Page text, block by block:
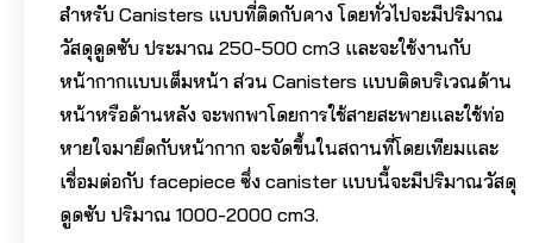
สำหรับ Canisters แบบที่ติดกับคาง โดยทั่วไปจะมีปริมาณ
วัสดุดูดซับ ประมาณ 250-500 cm3 และจะใช้งานกับ
หน้ากากแบบเต็มหน้า ส่วน Canisters แบบติดบริเวณด้าน
หน้าหรือด้านหลัง จะพกพาโดยการใช้สายสะพายและใช้ท่อ
หายใจมายึดกับหน้ากาก จะจัดขึ้นในสถานที่โดยเทียมและ
เชื่อมต่อกับ facepiece ซึ่ง canister แบบนี้จะมีปริมาณวัสดุ
ดูดซับ ปริมาณ 1000-2000 cm3.